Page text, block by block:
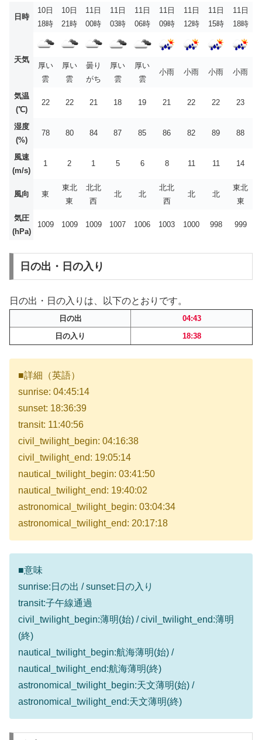
日時
10日
18時
10日
21時
11日
00時
11日
03時
11日
06時
11日
09時
11日
12時
11日
15時
11日
18時
天気
厚い
雲
厚い
雲
曇り
がち
厚い
雲
厚い
雲
小雨 小雨 小雨 小雨
気温
(℃)
22 22 21 18 19 21 22 22 23
湿度
(%)
78 80 84 87 85 86 82 89 88
風速
(m/s)
1 2 1 5 6 8 11 11 14
風向 東
東北
東
北北
西
北 北
北北
西
北 北
東北
東
気圧
(hPa)
1009 1009 1009 1007 1006 1003 1000 998 999
日の出・日の入り
日の出・日の入りは、以下のとおりです。
日の出
04:43
日の入り
18:38
■詳細（英語）
sunrise: 04:45:14
sunset: 18:36:39
transit: 11:40:56
civil_twilight_begin: 04:16:38
civil_twilight_end: 19:05:14
nautical_twilight_begin: 03:41:50
nautical_twilight_end: 19:40:02
astronomical_twilight_begin: 03:04:34
astronomical_twilight_end: 20:17:18
■意味
sunrise:日の出 / sunset:日の入り
transit:子午線通過
civil_twilight_begin:薄明(始) / civil_twilight_end:薄明
(終)
nautical_twilight_begin:航海薄明(始) /
nautical_twilight_end:航海薄明(終)
astronomical_twilight_begin:天文薄明(始) /
astronomical_twilight_end:天文薄明(終)